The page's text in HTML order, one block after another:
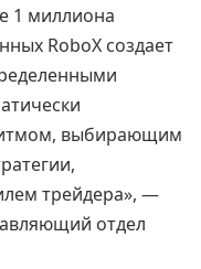
1 миллиона
RoboX создает
выбирающим
трейдера», —
отдел